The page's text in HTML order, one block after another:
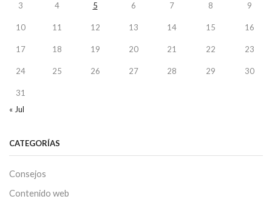
3 4 5 6 7 8 9
10 11 12 13 14 15 16
17 18 19 20 21 22 23
24 25 26 27 28 29 30
31
« Jul
CATEGORÍAS
Consejos
Contenido web